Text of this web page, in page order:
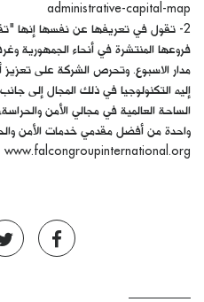
administrative-capital-map
مدار الاسبوع. وتحرص الشركة على تعزيز
إليه التكنولوجيا في ذلك المجال إلى
الساحة العالمية في مجالي الأمن
واحدة من أفضل مقدمي خدمات الأمن
www.falcongroupinternational.org